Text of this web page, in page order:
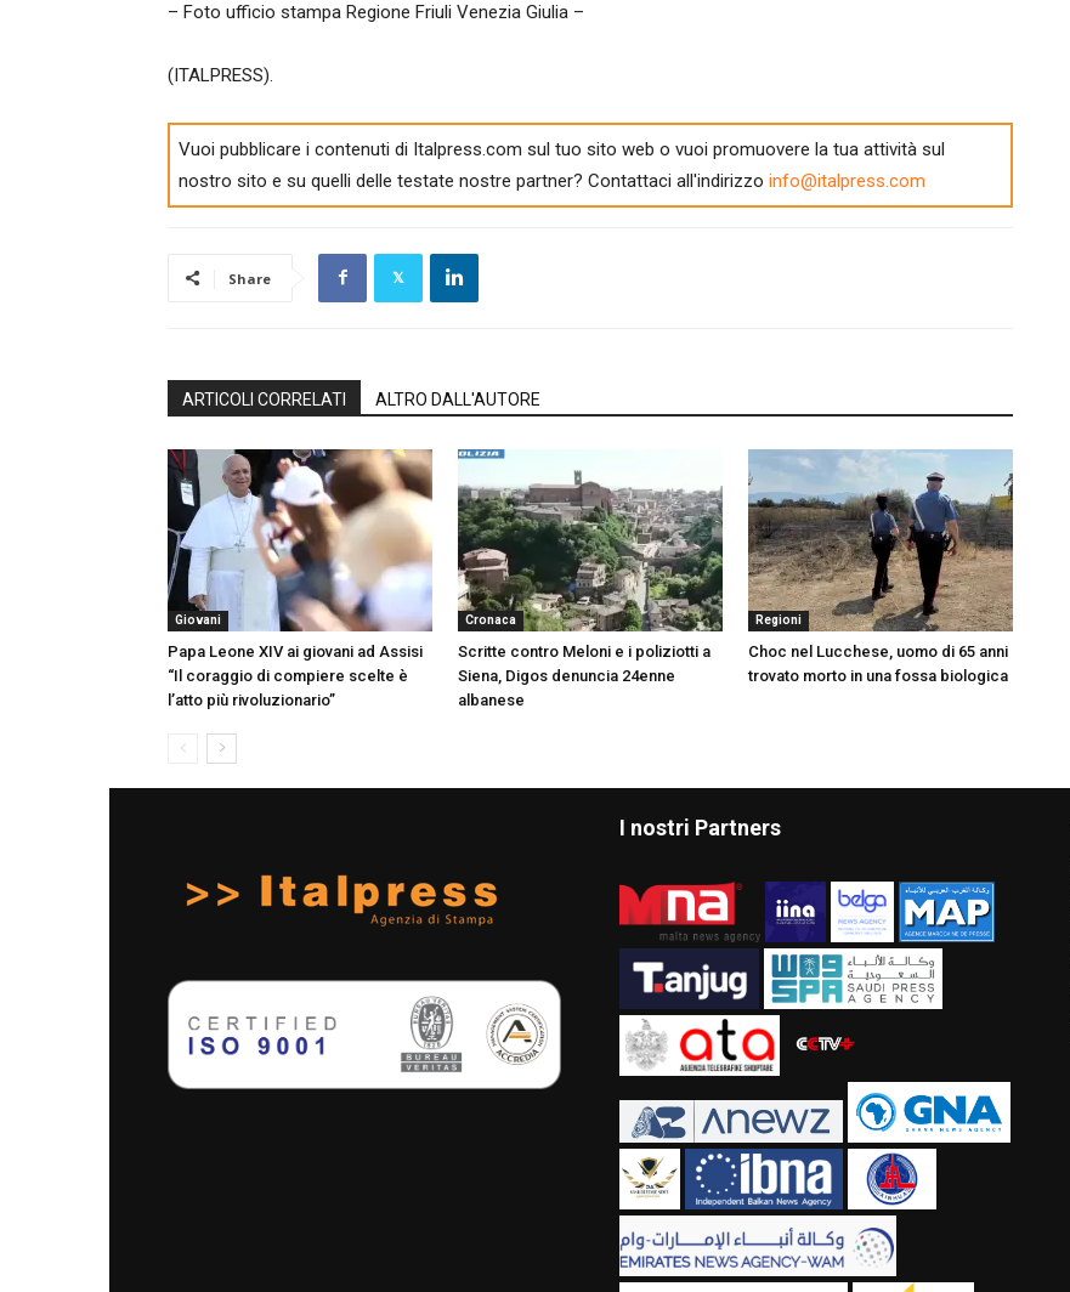
– Foto ufficio stampa Regione Friuli Venezia Giulia –
(ITALPRESS).
Vuoi pubblicare i contenuti di Italpress.com sul tuo sito web o vuoi promuovere la tua attività sul
nostro sito e su quelli delle testate nostre partner? Contattaci all'indirizzo info@italpress.com
Share
ARTICOLI CORRELATI ALTRO DALL'AUTORE
Giovani
Papa Leone XIV ai giovani ad Assisi
“Il coraggio di compiere scelte è
l’atto più rivoluzionario”
Cronaca
Scritte contro Meloni e i poliziotti a
Siena, Digos denuncia 24enne
albanese
Regioni
Choc nel Lucchese, uomo di 65 anni
trovato morto in una fossa biologica
I nostri Partners